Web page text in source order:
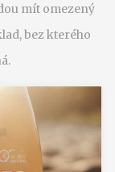
mít omezený
bez kterého